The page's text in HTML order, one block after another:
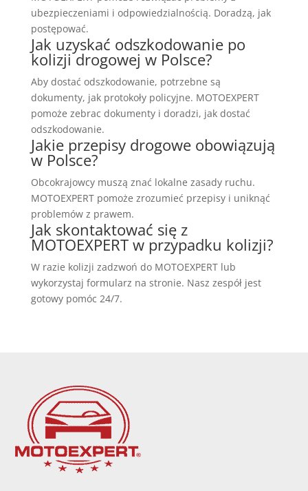
ubezpieczeniami i odpowiedzialnością. Doradzą, jak
postępować.
Jak uzyskać odszkodowanie po
kolizji drogowej w Polsce?
Aby dostać odszkodowanie, potrzebne są
dokumenty, jak protokoły policyjne. MOTOEXPERT
pomoże zebrac dokumenty i doradzi, jak dostać
odszkodowanie.
Jakie przepisy drogowe obowiązują
w Polsce?
Obcokrajowcy muszą znać lokalne zasady ruchu.
MOTOEXPERT pomoże zrozumieć przepisy i uniknąć
problemów z prawem.
Jak skontaktować się z
MOTOEXPERT w przypadku kolizji?
W razie kolizji zadzwoń do MOTOEXPERT lub
wykorzystaj formularz na stronie. Nasz zespół jest
gotowy pomóc 24/7.